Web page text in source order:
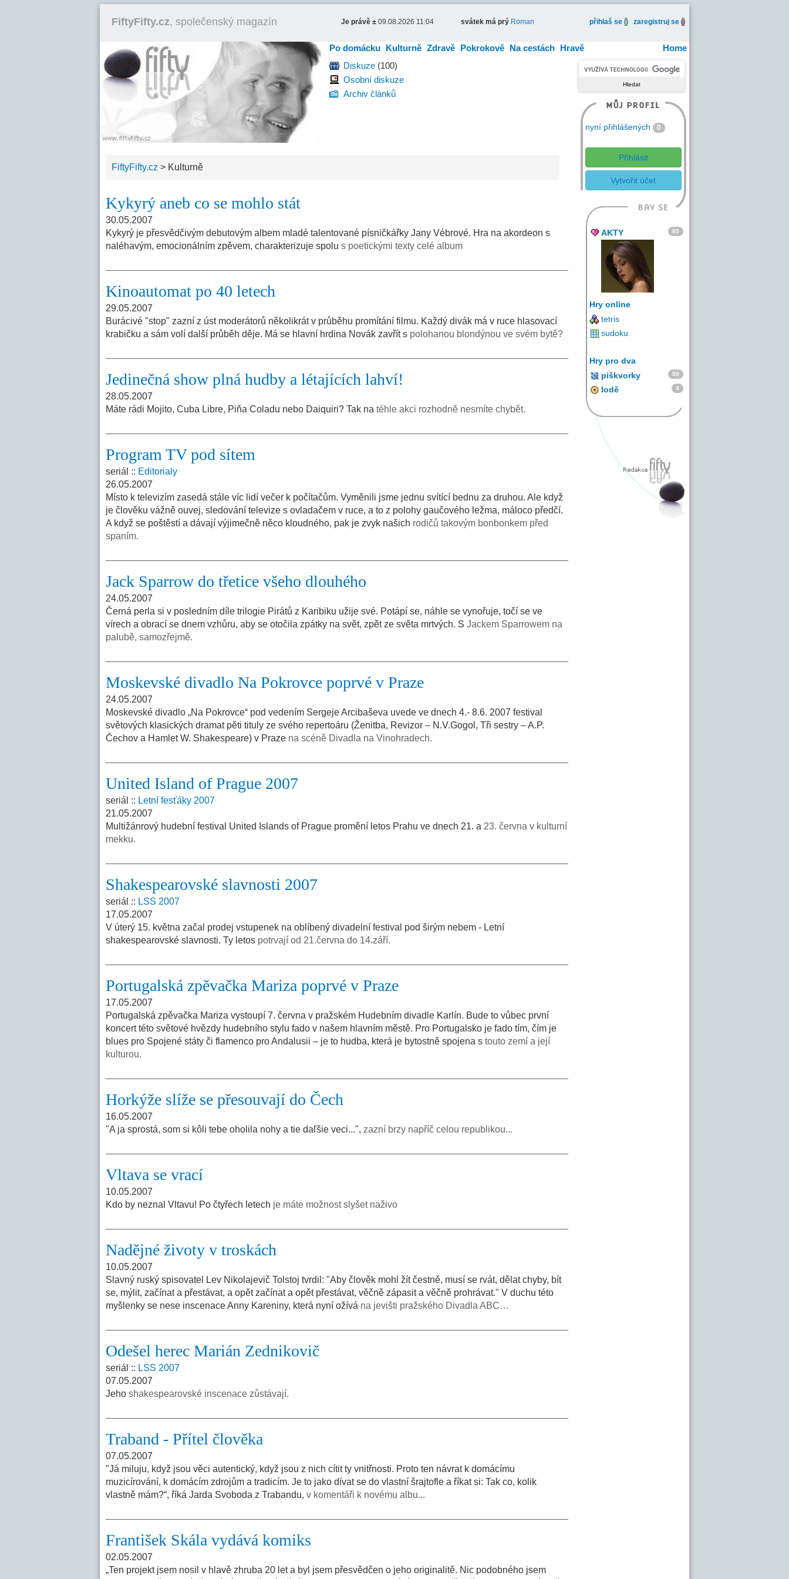
FiftyFifty.cz, společenský magazín Je právě ± 09.08.2026 11:04 svátek má prý Roman přihlaš se zaregistruj se
Home
Po domácku Kulturně Zdravě Pokrokově Na cestách Hravě
Diskuze (100)
Osobní diskuze
Archiv článků
FiftyFifty.cz > Kulturně
Kykyrý aneb co se mohlo stát
30.05.2007
Kykyrý je přesvědčivým debutovým albem mladé talentované písničkářky Jany Vébrové. Hra na akordeon s
naléhavým, emocionálním zpěvem, charakterizuje spolu s poetickými texty celé album
Kinoautomat po 40 letech
29.05.2007
Burácivé "stop" zazní z úst moderátorů několikrát v průběhu promítání filmu. Každý divák má v ruce hlasovací
krabičku a sám volí další průběh děje. Má se hlavní hrdina Novák zavřít s polohanou blondýnou ve svém bytě?
Jedinečná show plná hudby a létajících lahví!
28.05.2007
Máte rádi Mojito, Cuba Libre, Piňa Coladu nebo Daiquiri? Tak na téhle akci rozhodně nesmíte chybět.
Program TV pod sítem
seriál :: Editorialy
26.05.2007
Místo k televizím zasedá stále víc lidí večer k počítačům. Vyměnili jsme jednu svítící bednu za druhou. Ale když
je člověku vážně ouvej, sledování televize s ovladačem v ruce, a to z polohy gaučového ležma, máloco předčí.
A když se poštěstí a dávají výjimečně něco kloudného, pak je zvyk našich rodičů takovým bonbonkem před
spaním.
Jack Sparrow do třetice všeho dlouhého
24.05.2007
Černá perla si v posledním díle trilogie Pirátů z Karibiku užije své. Potápí se, náhle se vynořuje, točí se ve
vírech a obrací se dnem vzhůru, aby se otočila zpátky na svět, zpět ze světa mrtvých. S Jackem Sparrowem na
palubě, samozřejmě.
Moskevské divadlo Na Pokrovce poprvé v Praze
24.05.2007
Moskevské divadlo „Na Pokrovce“ pod vedením Sergeje Arcibaševa uvede ve dnech 4.- 8.6. 2007 festival
světových klasických dramat pěti tituly ze svého repertoáru (Ženitba, Revizor – N.V.Gogol, Tři sestry – A.P.
Čechov a Hamlet W. Shakespeare) v Praze na scéně Divadla na Vinohradech.
United Island of Prague 2007
seriál :: Letní fesťáky 2007
21.05.2007
Multižánrový hudební festival United Islands of Prague promění letos Prahu ve dnech 21. a 23. června v kulturní
mekku.
Shakespearovské slavnosti 2007
seriál :: LSS 2007
17.05.2007
V úterý 15. května začal prodej vstupenek na oblíbený divadelní festival pod širým nebem - Letní
shakespearovské slavnosti. Ty letos potrvají od 21.června do 14.září.
Portugalská zpěvačka Mariza poprvé v Praze
17.05.2007
Portugalská zpěvačka Mariza vystoupí 7. června v pražském Hudebním divadle Karlín. Bude to vůbec první
koncert této světové hvězdy hudebního stylu fado v našem hlavním městě. Pro Portugalsko je fado tím, čím je
blues pro Spojené státy či flamenco pro Andalusii – je to hudba, která je bytostně spojena s touto zemí a její
kulturou.
Horkýže slíže se přesouvají do Čech
16.05.2007
"A ja sprostá, som si kôli tebe oholila nohy a tie daľšie veci...", zazní brzy napříč celou republikou...
Vltava se vrací
10.05.2007
Kdo by neznal Vltavu! Po čtyřech letech je máte možnost slyšet naživo
Nadějné životy v troskách
10.05.2007
Slavný ruský spisovatel Lev Nikolajevič Tolstoj tvrdil: "Aby člověk mohl žít čestně, musí se rvát, dělat chyby, bít
se, mýlit, začínat a přestávat, a opět začínat a opět přestávat, věčně zápasit a věčně prohrávat." V duchu této
myšlenky se nese inscenace Anny Kareniny, která nyní ožívá na jevišti pražského Divadla ABC…
Odešel herec Marián Zednikovič
seriál :: LSS 2007
07.05.2007
Jeho shakespearovské inscenace zůstávají.
Traband - Přítel člověka
07.05.2007
"Já miluju, když jsou věci autentický, když jsou z nich cítit ty vnitřnosti. Proto ten návrat k domácímu
muzicírování, k domácím zdrojům a tradicím. Je to jako dívat se do vlastní šrajtofle a říkat si: Tak co, kolik
vlastně mám?“, říká Jarda Svoboda z Trabandu, v komentáři k novému albu...
František Skála vydává komiks
02.05.2007
„Ten projekt jsem nosil v hlavě zhruba 20 let a byl jsem přesvědčen o jeho originalitě. Nic podobného jsem
nyní přihlášených 0
Přihlásit
Vytvořit účet
AKTY 85
Hry online
tetris
sudoku
Hry pro dva
piškvorky
50
lodě 4